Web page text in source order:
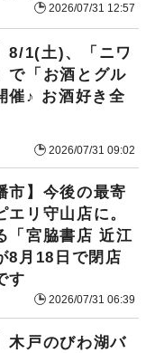
2026/07/31 12:57
8/1(土)、「ニワ
で「お酒とグル
催♪ お酒好き全
2026/07/31 09:02
市】今後の最寄
エリ守山店に。
「宮脇書店 近江
8月18日で閉店
す
2026/07/31 06:39
木戸のびわ湖バ